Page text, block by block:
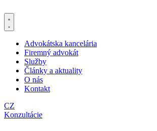
na
obsah
Advokátska kancelária
Firemný advokát
Služby
Články a aktuality
O nás
Kontakt
CZ
Konzultácie